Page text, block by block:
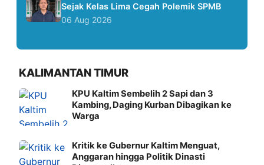
Sejak Kelas Lima Cegah Polemik SPMB
06 Aug 2026
KALIMANTAN TIMUR
KPU Kaltim Sembelih 2 Sapi dan 3
Kambing, Daging Kurban Dibagikan ke
Warga
Kritik ke Gubernur Kaltim Menguat,
Anggaran hingga Politik Dinasti